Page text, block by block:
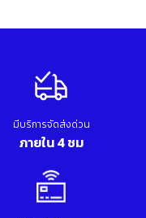
มีบริการจัดส่งด่วน
ภายใน 4 ชม